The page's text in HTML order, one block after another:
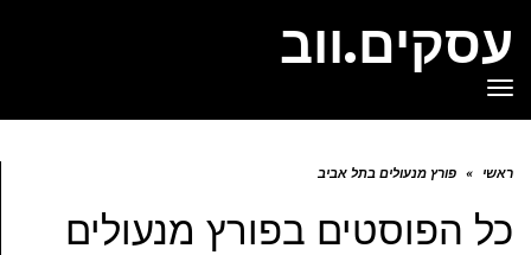
עסקים.ווב
תפריט
ראשי » פורץ מנעולים בתל אביב
כל הפוסטים בפורץ מנעולים